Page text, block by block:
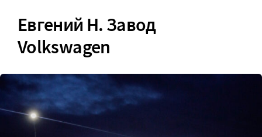
Евгений Н. Завод
Volkswagen